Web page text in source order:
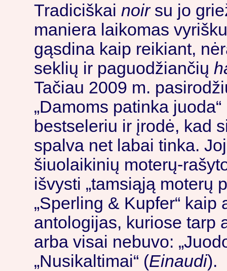
Tradiciškai noirsu jo
maniera laikomas
gąsdina kaip reikiant,
seklių ir paguodžiančių
Tačiau 2009 m.
„Damoms patinka
bestseleriu ir įrodė, kad
spalva net labai tinka.
šiuolaikinių moterų-
išvysti „tamsiąją moterų
„Sperling & Kupfer“
antologijas, kuriose tarp
arba visai nebuvo:
„Nusikaltimai“ (Einaudi).